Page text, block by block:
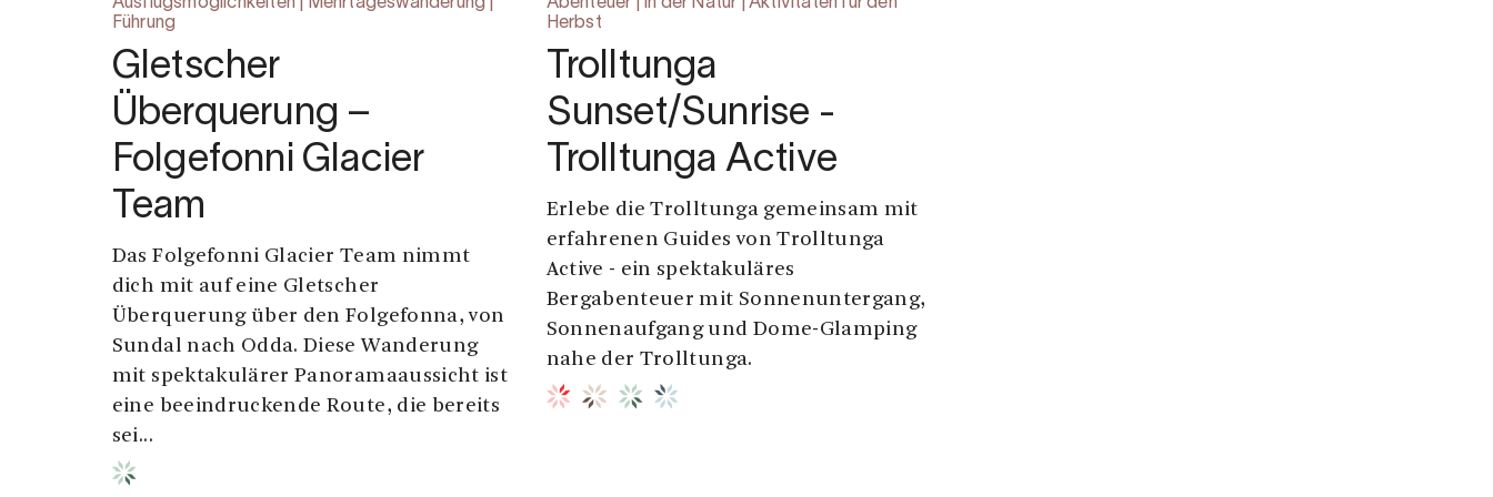
Ausflugsmöglichkeiten | Mehrtageswanderung |
Führung
Gletscher
Überquerung –
Folgefonni Glacier
Team
Das Folgefonni Glacier Team nimmt
dich mit auf eine Gletscher
Überquerung über den Folgefonna, von
Sundal nach Odda. Diese Wanderung
mit spektakulärer Panoramaaussicht ist
eine beeindruckende Route, die bereits
sei...
Abenteuer | In der Natur | Aktivitäten für den
Herbst
Trolltunga
Sunset/Sunrise -
Trolltunga Active
Erlebe die Trolltunga gemeinsam mit
erfahrenen Guides von Trolltunga
Active - ein spektakuläres
Bergabenteuer mit Sonnenuntergang,
Sonnenaufgang und Dome-Glamping
nahe der Trolltunga.